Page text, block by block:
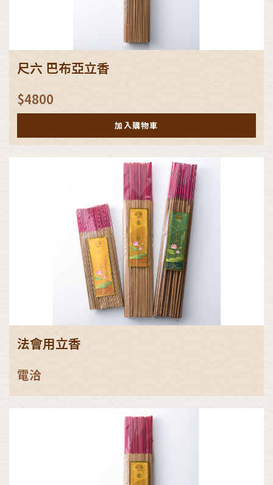
尺六 巴布亞立香
$4800
加入購物車
法會用立香
電洽